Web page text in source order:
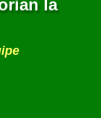
la